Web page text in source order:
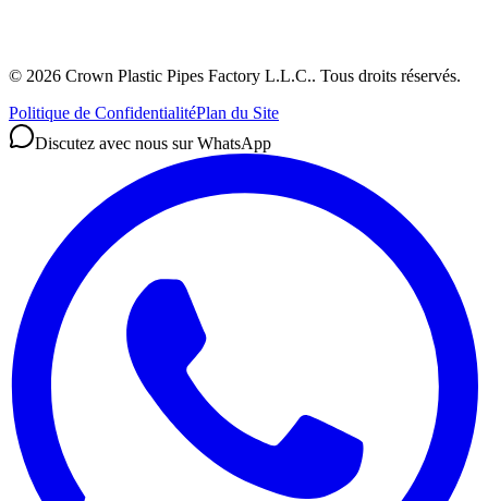
© 2026 Crown Plastic Pipes Factory L.L.C.. Tous droits réservés.
Politique de ConfidentialitéPlan du Site
Discutez avec nous sur WhatsApp